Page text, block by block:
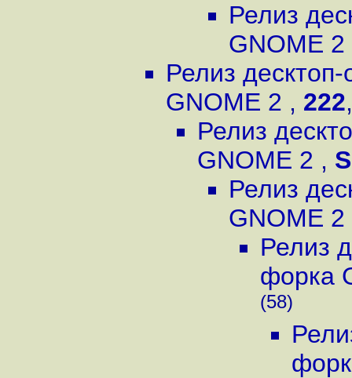
Релиз
GNOME 2
Релиз
GNOME 2 , 222
Релиз
GNOME 2 ,
Релиз
GNOME 2
Релиз
форка
(58)